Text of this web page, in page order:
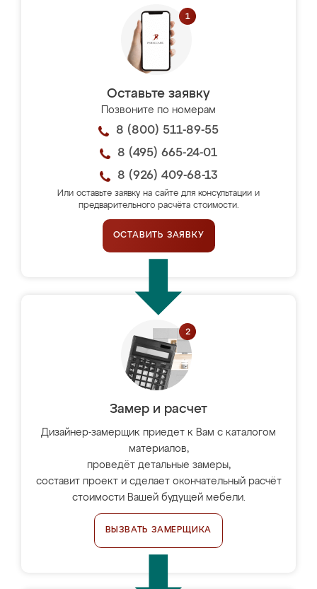
Оставьте заявку
Позвоните по номерам
8 (800) 511-89-55
8 (495) 665-24-01
8 (926) 409-68-13
Или оставьте заявку на сайте для консультации и
предварительного расчёта стоимости.
ОСТАВИТЬ ЗАЯВКУ
Замер и расчет
Дизайнер-замерщик приедет к Вам с каталогом
материалов,
проведёт детальные замеры,
составит проект и сделает окончательный расчёт
стоимости Вашей будущей мебели.
ВЫЗВАТЬ ЗАМЕРЩИКА